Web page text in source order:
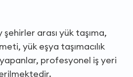
arası yük taşıma,
yük eşya taşımacılık
profesyonel iş yeri